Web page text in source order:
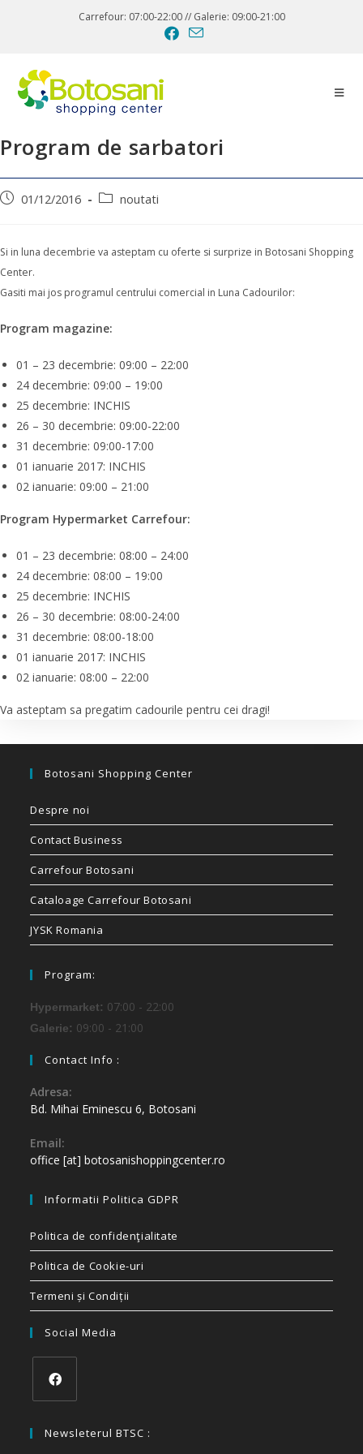
Carrefour: 07:00-22:00 // Galerie: 09:00-21:00
Program de sarbatori
01/12/2016 noutati
Si in luna decembrie va asteptam cu oferte si surprize in Botosani Shopping
Center.
Gasiti mai jos programul centrului comercial in Luna Cadourilor:
Program magazine:
01 – 23 decembrie: 09:00 – 22:00
24 decembrie: 09:00 – 19:00
25 decembrie: INCHIS
26 – 30 decembrie: 09:00-22:00
31 decembrie: 09:00-17:00
01 ianuarie 2017: INCHIS
02 ianuarie: 09:00 – 21:00
Program Hypermarket Carrefour:
01 – 23 decembrie: 08:00 – 24:00
24 decembrie: 08:00 – 19:00
25 decembrie: INCHIS
26 – 30 decembrie: 08:00-24:00
31 decembrie: 08:00-18:00
01 ianuarie 2017: INCHIS
02 ianuarie: 08:00 – 22:00
Va asteptam sa pregatim cadourile pentru cei dragi!
Botosani Shopping Center
Despre noi
Contact Business
Carrefour Botosani
Cataloage Carrefour Botosani
JYSK Romania
Program:
Hypermarket: 07:00 - 22:00
Galerie: 09:00 - 21:00
Contact Info :
Adresa:
Bd. Mihai Eminescu 6, Botosani
Email:
office [at] botosanishoppingcenter.ro
Informatii Politica GDPR
Politica de confidenţialitate
Politica de Cookie-uri
Termeni și Condiții
Social Media
Newsleterul BTSC :